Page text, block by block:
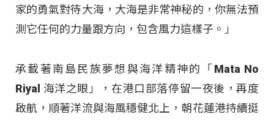
家的勇氣對待大海，大海是非常神秘的，你無法預
測它任何的力量跟方向，包含風力這樣子。」
承載著南島民族夢想與海洋精神的「Mata No
Riyal 海洋之眼」，在港口部落停留一夜後，再度
啟航，順著洋流與海風穩健北上，朝花蓮港持續挺